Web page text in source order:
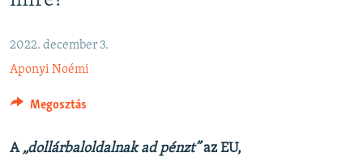
VILÁG
KLÍMAVÁLTOZÁS
A MÚLT TANULSÁGAI
KÖVESSEN MINKET!
2022. december 3.
Aponyi Noémi
Megosztás
A „dollárbaloldalnak ad pénzt”az EU,